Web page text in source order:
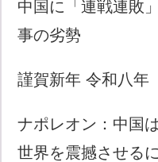
中国に「連戦連敗
事の劣勢
謹賀新年 令和八年
ナポレオン：中国
世界を震撼させる